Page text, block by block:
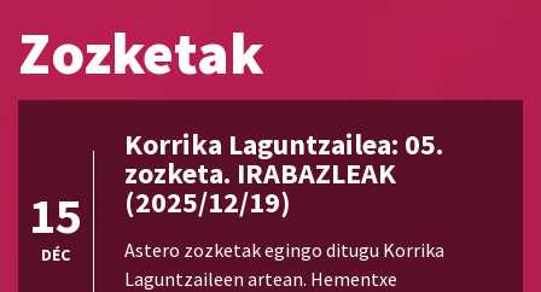
Zozketak
zozketaren irabazleak!...
15
DÉC
Korrika Laguntzailea: 05.
zozketa. IRABAZLEAK
(2025/12/19)
Astero zozketak egingo ditugu Korrika
Laguntzaileen artean. Hementxe